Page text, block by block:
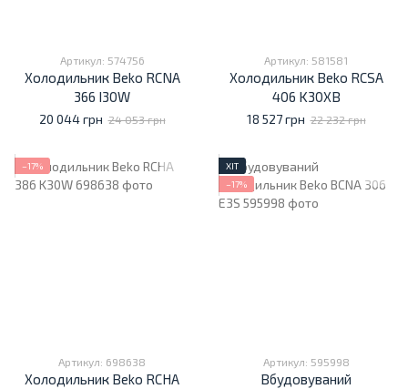
Артикул: 574756
Холодильник Beko RCNA
366 I30W
20 044 грн 24 053 грн
Артикул: 581581
Холодильник Beko RCSA
406 K30XB
18 527 грн 22 232 грн
−17%
Артикул: 698638
Холодильник Beko RCHA
ХІТ
−17%
Артикул: 595998
Вбудовуваний